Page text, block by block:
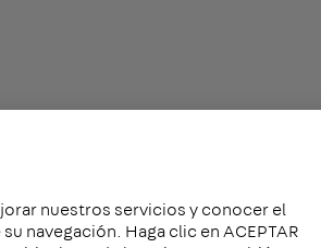
nuestros servicios y conocer el
navegación. Haga clic en ACEPTAR